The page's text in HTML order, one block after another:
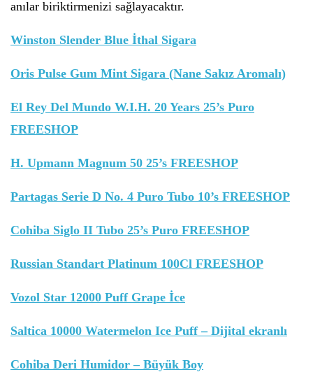
anılar biriktirmenizi sağlayacaktır.
Winston Slender Blue İthal Sigara
Oris Pulse Gum Mint Sigara (Nane Sakız Aromalı)
El Rey Del Mundo W.I.H. 20 Years 25’s Puro
FREESHOP
H. Upmann Magnum 50 25’s FREESHOP
Partagas Serie D No. 4 Puro Tubo 10’s FREESHOP
Cohiba Siglo II Tubo 25’s Puro FREESHOP
Russian Standart Platinum 100Cl FREESHOP
Vozol Star 12000 Puff Grape İce
Saltica 10000 Watermelon Ice Puff – Dijital ekranlı
Cohiba Deri Humidor – Büyük Boy